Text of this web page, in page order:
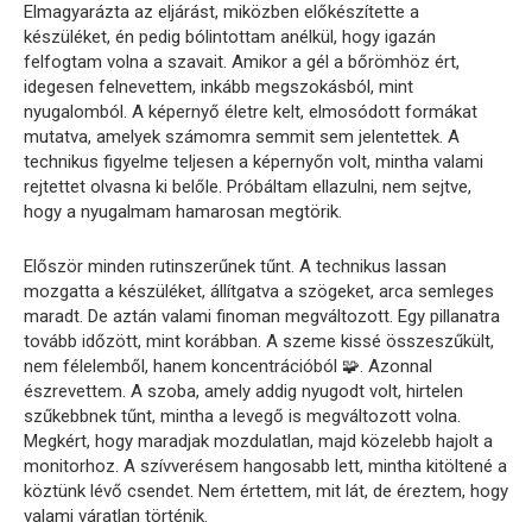
Elmagyarázta az eljárást, miközben előkészítette a
készüléket, én pedig bólintottam anélkül, hogy igazán
felfogtam volna a szavait. Amikor a gél a bőrömhöz ért,
idegesen felnevettem, inkább megszokásból, mint
nyugalomból. A képernyő életre kelt, elmosódott formákat
mutatva, amelyek számomra semmit sem jelentettek. A
technikus figyelme teljesen a képernyőn volt, mintha valami
rejtettet olvasna ki belőle. Próbáltam ellazulni, nem sejtve,
hogy a nyugalmam hamarosan megtörik.
Először minden rutinszerűnek tűnt. A technikus lassan
mozgatta a készüléket, állítgatva a szögeket, arca semleges
maradt. De aztán valami finoman megváltozott. Egy pillanatra
tovább időzött, mint korábban. A szeme kissé összeszűkült,
nem félelemből, hanem koncentrációból 🧩. Azonnal
észrevettem. A szoba, amely addig nyugodt volt, hirtelen
szűkebbnek tűnt, mintha a levegő is megváltozott volna.
Megkért, hogy maradjak mozdulatlan, majd közelebb hajolt a
monitorhoz. A szívverésem hangosabb lett, mintha kitöltené a
köztünk lévő csendet. Nem értettem, mit lát, de éreztem, hogy
valami váratlan történik.